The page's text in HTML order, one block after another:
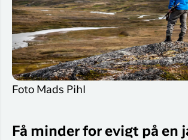
Har du glemt din
Ny Profil
Tilmeld dig gratis Club Timmisa
masse eksklusive fordele. Læs
Foto Mads Pihl
Få minder for evigt på en